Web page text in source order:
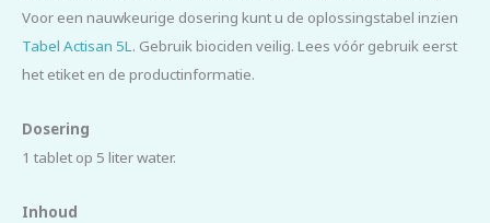
Voor een nauwkeurige dosering kunt u de oplossingstabel inzien
Tabel Actisan 5L. Gebruik biociden veilig. Lees vóór gebruik eerst
het etiket en de productinformatie.
Dosering
1 tablet op 5 liter water.
Inhoud